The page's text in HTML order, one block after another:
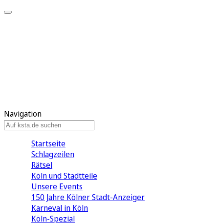
Navigation
Startseite
Schlagzeilen
Rätsel
Köln und Stadtteile
Unsere Events
150 Jahre Kölner Stadt-Anzeiger
Karneval in Köln
Köln-Spezial